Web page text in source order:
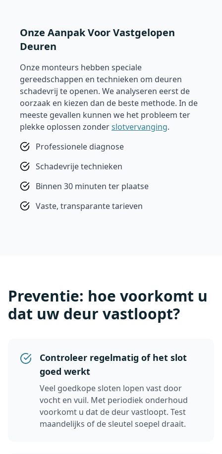
Onze Aanpak Voor Vastgelopen
Deuren
Onze monteurs hebben speciale
gereedschappen en technieken om deuren
schadevrij te openen. We analyseren eerst de
oorzaak en kiezen dan de beste methode. In de
meeste gevallen kunnen we het probleem ter
plekke oplossen zonderslotvervanging.
Professionele diagnose
Schadevrije technieken
Binnen 30 minuten ter plaatse
Vaste, transparante tarieven
Preventie: hoe voorkomt u
dat uw deur vastloopt?
Controleer regelmatig of het slot
goed werkt
Veel goedkope sloten lopen vast door
vocht en vuil. Met periodiek onderhoud
voorkomt u dat de deur vastloopt. Test
maandelijks of de sleutel soepel draait.